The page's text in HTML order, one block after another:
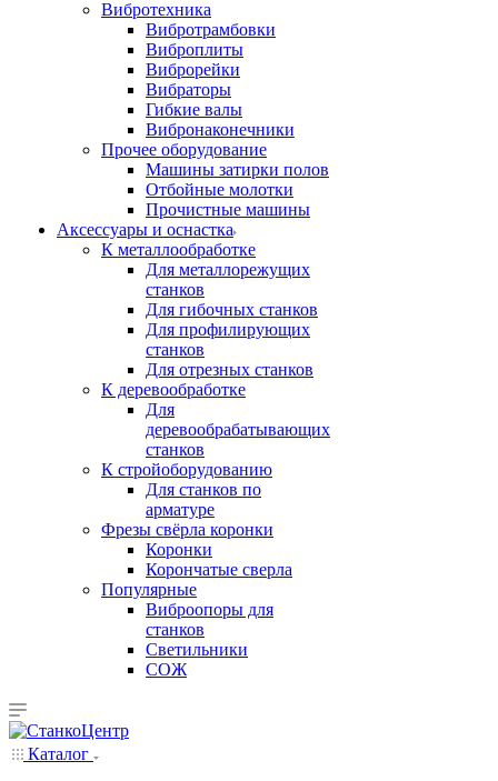
Вибротехника
Вибротрамбовки
Виброплиты
Виброрейки
Вибраторы
Гибкие валы
Вибронаконечники
Прочее оборудование
Машины затирки полов
Отбойные молотки
Прочистные машины
Аксeccyapы и оснастка
К металлообработке
Для металлорежущих
станков
Для гибочных станков
Для профилирующих
станков
Для отрезных станков
К деревообработке
Для
деревообрабатывающих
станков
К стройоборудованию
Для станков по
арматуре
Фрезы свёрла коронки
Коронки
Корончатые сверла
Популярные
Виброопоры для
станков
Светильники
СОЖ
Каталог